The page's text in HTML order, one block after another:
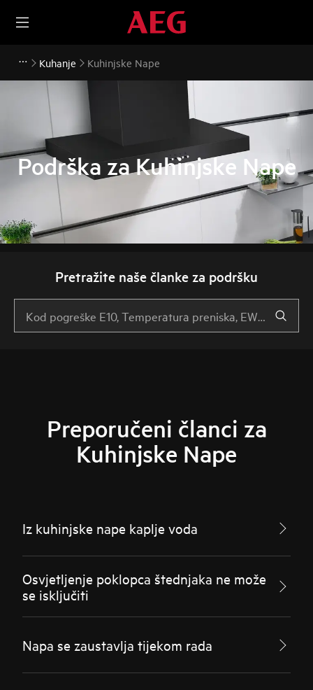
Kuhanje Kuhinjske Nape
Podrška za Kuhinjske Nape
Pretražite naše članke za podršku
Preporučeni članci za
Kuhinjske Nape
Iz kuhinjske nape kaplje voda
Osvjetljenje poklopca štednjaka ne može
se isključiti
Napa se zaustavlja tijekom rada